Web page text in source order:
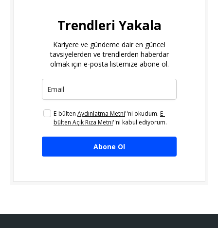
Trendleri Yakala
Kariyere ve gündeme dair en güncel
tavsiyelerden ve trendlerden haberdar
olmak için e-posta listemize abone ol.
E-bülten Aydınlatma Metni''ni okudum. E-
bülten Açık Rıza Metni''ni kabul ediyorum.
Abone Ol